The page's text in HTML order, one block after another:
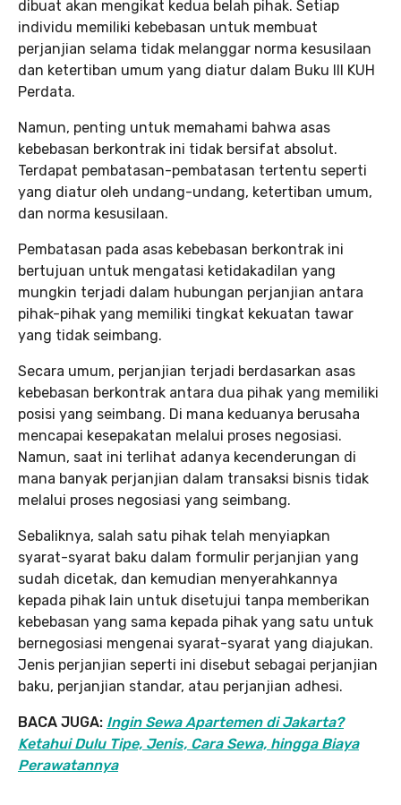
dibuat akan mengikat kedua belah pihak. Setiap
individu memiliki kebebasan untuk membuat
perjanjian selama tidak melanggar norma kesusilaan
dan ketertiban umum yang diatur dalam Buku III KUH
Perdata.
Namun, penting untuk memahami bahwa asas
kebebasan berkontrak ini tidak bersifat absolut.
Terdapat pembatasan-pembatasan tertentu seperti
yang diatur oleh undang-undang, ketertiban umum,
dan norma kesusilaan.
Pembatasan pada asas kebebasan berkontrak ini
bertujuan untuk mengatasi ketidakadilan yang
mungkin terjadi dalam hubungan perjanjian antara
pihak-pihak yang memiliki tingkat kekuatan tawar
yang tidak seimbang.
Secara umum, perjanjian terjadi berdasarkan asas
kebebasan berkontrak antara dua pihak yang memiliki
posisi yang seimbang. Di mana keduanya berusaha
mencapai kesepakatan melalui proses negosiasi.
Namun, saat ini terlihat adanya kecenderungan di
mana banyak perjanjian dalam transaksi bisnis tidak
melalui proses negosiasi yang seimbang.
Sebaliknya, salah satu pihak telah menyiapkan
syarat-syarat baku dalam formulir perjanjian yang
sudah dicetak, dan kemudian menyerahkannya
kepada pihak lain untuk disetujui tanpa memberikan
kebebasan yang sama kepada pihak yang satu untuk
bernegosiasi mengenai syarat-syarat yang diajukan.
Jenis perjanjian seperti ini disebut sebagai perjanjian
baku, perjanjian standar, atau perjanjian adhesi.
BACA JUGA: Ingin Sewa Apartemen di Jakarta?
Ketahui Dulu Tipe, Jenis, Cara Sewa, hingga Biaya
Perawatannya